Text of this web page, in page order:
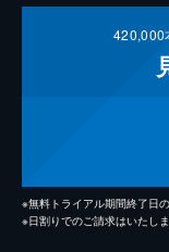
420,000
※無料トライアル期間終了日
※日割りでのご請求はいたしま